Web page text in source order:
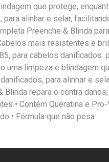
que protege,
alinhar e selar,
Preenche & Blinda
mais resistentes e
para cabelos danificados.
uma limpeza e blindagem
para alinhar e
Blinda repara o contra
• Contém Queratina e
• Fórmula que não pesa